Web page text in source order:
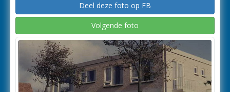
Deel deze foto op FB
Volgende foto